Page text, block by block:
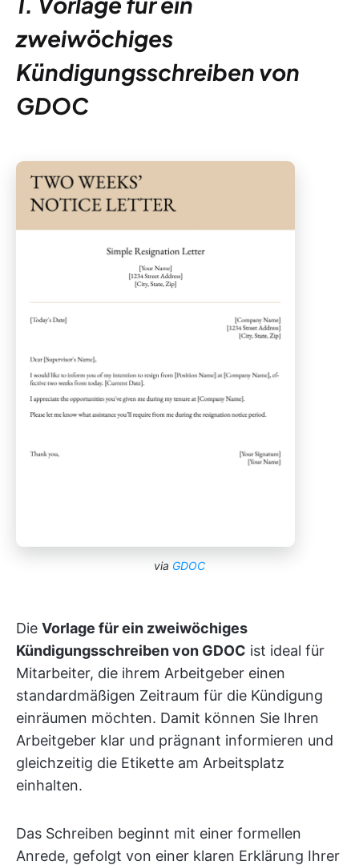
zweiwöchiges
Kündigungsschreiben von
GDOC
via GDOC
Die Vorlage für ein zweiwöchiges
Kündigungsschreiben von GDOC ist ideal für
Mitarbeiter, die ihrem Arbeitgeber einen
standardmäßigen Zeitraum für die Kündigung
einräumen möchten. Damit können Sie Ihren
Arbeitgeber klar und prägnant informieren und
gleichzeitig die Etikette am Arbeitsplatz
einhalten.
Das Schreiben beginnt mit einer formellen
Anrede, gefolgt von einer klaren Erklärung Ihrer